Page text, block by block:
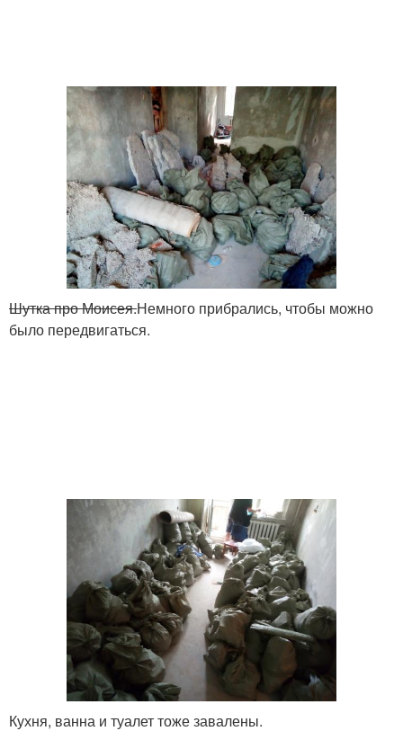
Шутка про Моисея.Немного прибрались, чтобы можно
было передвигаться.
Кухня, ванна и туалет тоже завалены.